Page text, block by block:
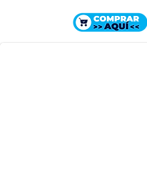
MOTOSIERRA STIHL MS 230
$ 1.377.000